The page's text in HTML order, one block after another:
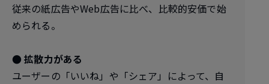
従来の紙広告やWeb広告に比べ、比較的安価で始
められる。
● 拡散力がある
ユーザーの「いいね」や「シェア」によって、自